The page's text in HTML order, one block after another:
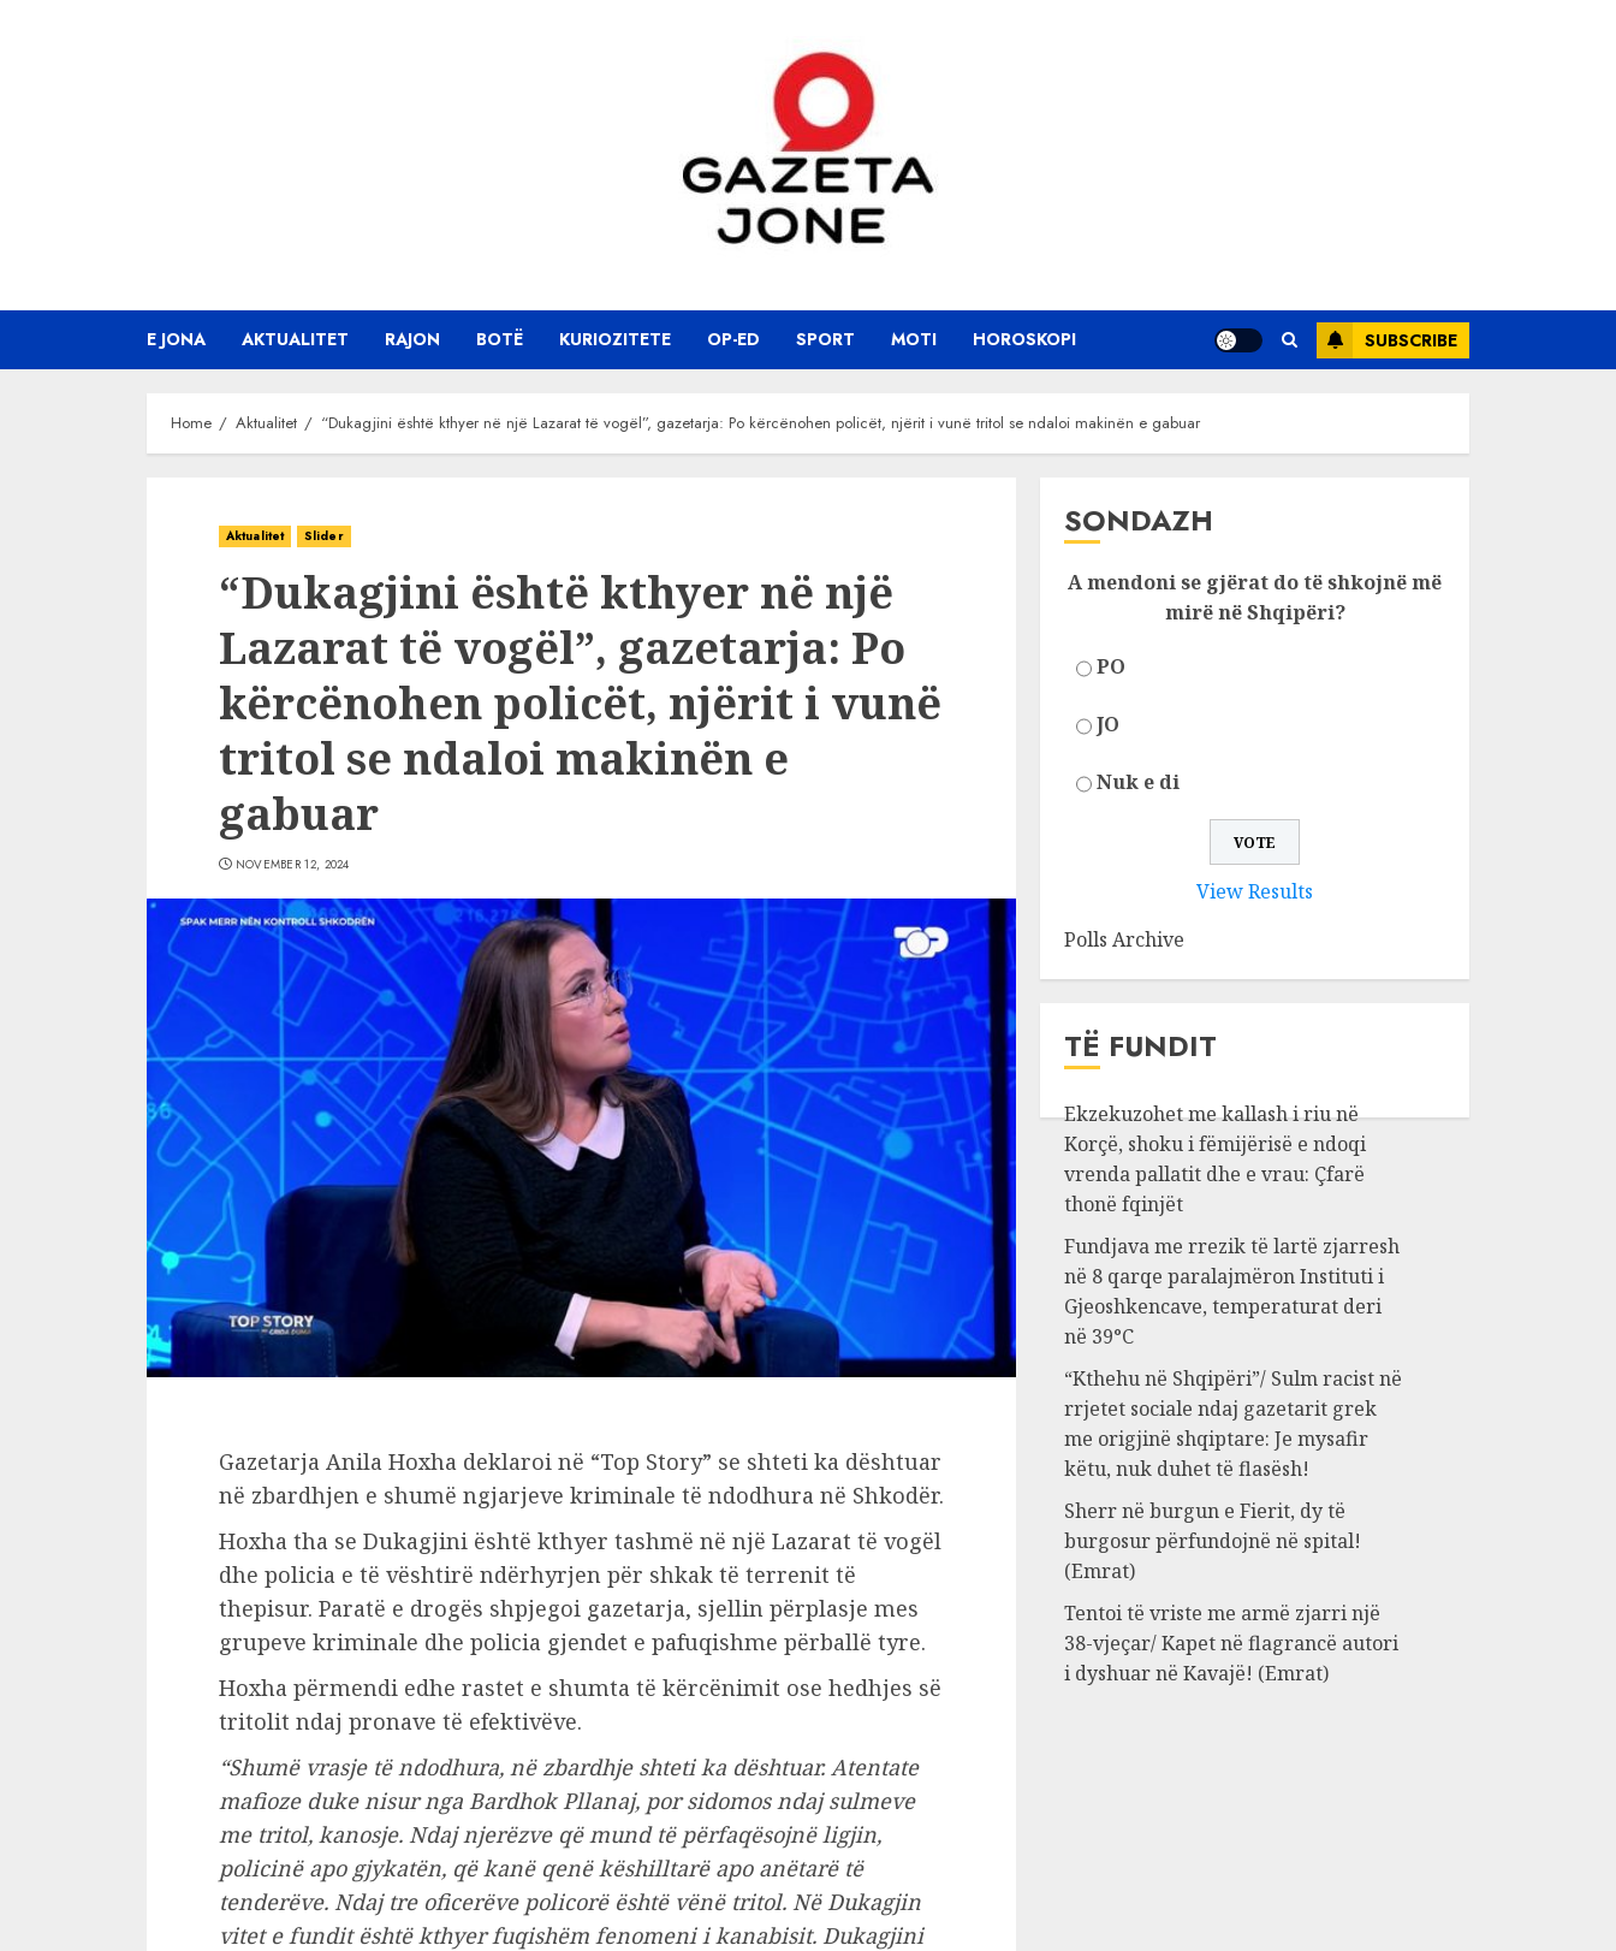
E JONA AKTUALITET RAJON BOTË KURIOZITETE OP-ED SPORT MOTI HOROSKOPI SUBSCRIBE
Home Aktualitet “Dukagjini është kthyer në një Lazarat të vogël”, gazetarja: Po kërcënohen policët, njërit i vunë tritol se ndaloi makinën e gabuar
Aktualitet Slider
“Dukagjini është kthyer në një
Lazarat të vogël”, gazetarja: Po
kërcënohen policët, njërit i vunë
tritol se ndaloi makinën e
gabuar
NOVEMBER 12, 2024
Gazetarja Anila Hoxha deklaroi në “Top Story” se shteti ka dështuar
në zbardhjen e shumë ngjarjeve kriminale të ndodhura në Shkodër.
Hoxha tha se Dukagjini është kthyer tashmë në një Lazarat të vogël
dhe policia e të vështirë ndërhyrjen për shkak të terrenit të
thepisur. Paratë e drogës shpjegoi gazetarja, sjellin përplasje mes
grupeve kriminale dhe policia gjendet e pafuqishme përballë tyre.
Hoxha përmendi edhe rastet e shumta të kërcënimit ose hedhjes së
tritolit ndaj pronave të efektivëve.
“Shumë vrasje të ndodhura, në zbardhje shteti ka dështuar. Atentate
mafioze duke nisur nga Bardhok Pllanaj, por sidomos ndaj sulmeve
me tritol, kanosje. Ndaj njerëzve që mund të përfaqësojnë ligjin,
policinë apo gjykatën, që kanë qenë këshilltarë apo anëtarë të
tenderëve. Ndaj tre oficerëve policorë është vënë tritol. Në Dukagjin
vitet e fundit është kthyer fuqishëm fenomeni i kanabisit. Dukagjini
SONDAZH
A mendoni se gjërat do të shkojnë më
mirë në Shqipëri?
PO
JO
Nuk e di
View Results
Polls Archive
TË FUNDIT
Ekzekuzohet me kallash i riu në
Korçë, shoku i fëmijërisë e ndoqi
vrenda pallatit dhe e vrau: Çfarë
thonë fqinjët
Fundjava me rrezik të lartë zjarresh
në 8 qarqe paralajmëron Instituti i
Gjeoshkencave, temperaturat deri
në 39°C
“Kthehu në Shqipëri”/ Sulm racist në
rrjetet sociale ndaj gazetarit grek
me origjinë shqiptare: Je mysafir
këtu, nuk duhet të flasësh!
Sherr në burgun e Fierit, dy të
burgosur përfundojnë në spital!
(Emrat)
Tentoi të vriste me armë zjarri një
38-vjeçar/ Kapet në flagrancë autori
i dyshuar në Kavajë! (Emrat)